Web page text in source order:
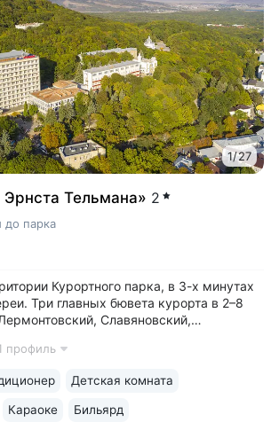
1/27
Тельмана» 2
до парка
Курортного парка, в 3-х минутах
Три главных бювета курорта в 2–8
Славяновский,
архитектуры
профиль
Детская комната
Караоке Бильярд